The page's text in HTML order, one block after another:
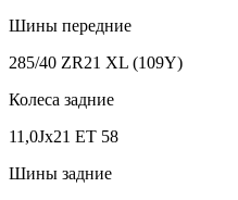
Шины передние
285/40 ZR21 XL (109Y)
Колеса задние
11,0Jx21 ET 58
Шины задние